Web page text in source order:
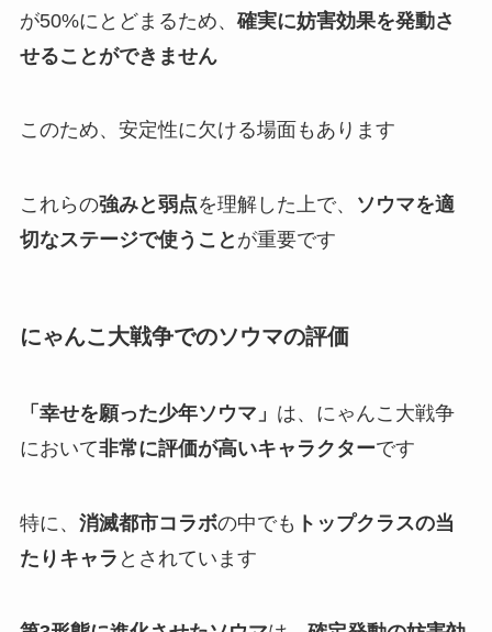
が50%にとどまるため、 確実に妨害効果を発動さ
せることができません
このため、安定性に欠ける場面もあります
これらの強みと弱点を理解した上で、
ソウマを適
切なステージで使うこと が重要です
にゃんこ大戦争でのソウマの評価
「幸せを願った少年ソウマ」 は、にゃんこ大戦争
において非常に評価が高いキャラクターです
特に、 消滅都市コラボの中でも トップクラスの当
たりキャラ とされています